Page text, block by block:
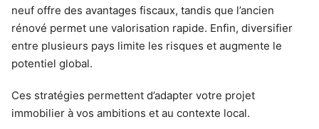
neuf offre des avantages fiscaux, tandis que l’ancien
rénové permet une valorisation rapide. Enfin, diversifier
entre plusieurs pays limite les risques et augmente le
potentiel global.
Ces stratégies permettent d’adapter votre projet
immobilier à vos ambitions et au contexte local.